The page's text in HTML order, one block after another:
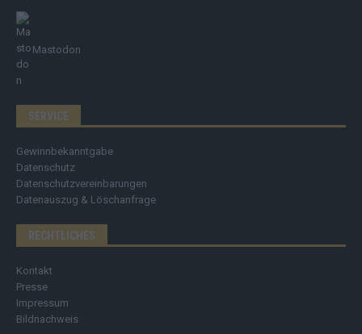
Mastodon
SERVICE
Gewinnbekanntgabe
Datenschutz
Datenschutzvereinbarungen
Datenauszug & Löschanfrage
RECHTLICHES
Kontakt
Presse
Impressum
Bildnachweis